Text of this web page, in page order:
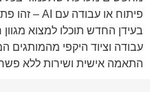
פיתוח או עבודה עם AI – זהו פתרון מושלם לשנים קדימה.
בעידן החדש תוכלו למצוא
עבודה וציוד היקפי מהמותגים
התאמה אישית ושירות ללא